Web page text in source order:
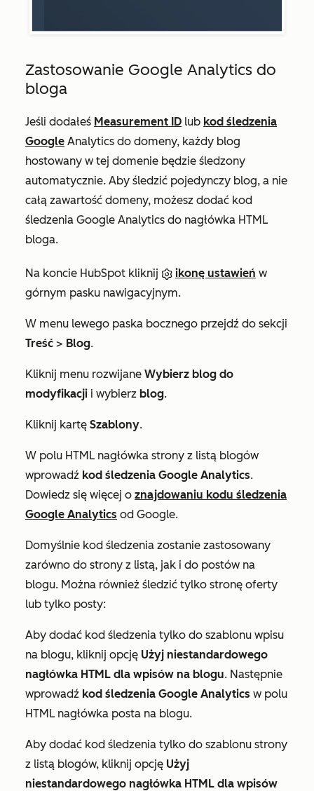
Zastosowanie Google Analytics do
bloga
Jeśli dodałeś Measurement ID lub kod śledzenia
Google Analytics do domeny, każdy blog
hostowany w tej domenie będzie śledzony
automatycznie. Aby śledzić pojedynczy blog, a nie
całą zawartość domeny, możesz dodać kod
śledzenia Google Analytics do nagłówka HTML
bloga.
Na koncie HubSpot kliknij ikonę ustawień w
górnym pasku nawigacyjnym.
W menu lewego paska bocznego przejdź do sekcji
Treść > Blog.
Kliknij menu rozwijane Wybierz blog do
modyfikacji i wybierz blog.
Kliknij kartę Szablony.
W polu HTML nagłówka strony z listą blogów
wprowadź kod śledzenia Google Analytics.
Dowiedz się więcej o znajdowaniu kodu śledzenia
Google Analytics od Google.
Domyślnie kod śledzenia zostanie zastosowany
zarówno do strony z listą, jak i do postów na
blogu. Można również śledzić tylko stronę oferty
lub tylko posty:
Aby dodać kod śledzenia tylko do szablonu wpisu
na blogu, kliknij opcję Użyj niestandardowego
nagłówka HTML dla wpisów na blogu. Następnie
wprowadź kod śledzenia Google Analytics w polu
HTML nagłówka posta na blogu.
Aby dodać kod śledzenia tylko do szablonu strony
z listą blogów, kliknij opcję Użyj
niestandardowego nagłówka HTML dla wpisów